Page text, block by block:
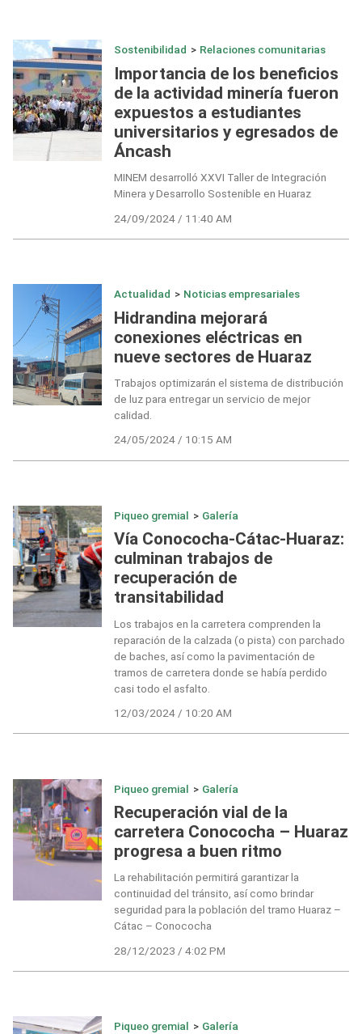
Sostenibilidad > Relaciones comunitarias
Importancia de los beneficios
de la actividad minería fueron
expuestos a estudiantes
universitarios y egresados de
Áncash
MINEM desarrolló XXVI Taller de Integración
Minera y Desarrollo Sostenible en Huaraz
24/09/2024 / 11:40 AM
Actualidad > Noticias empresariales
Hidrandina mejorará
conexiones eléctricas en
nueve sectores de Huaraz
Trabajos optimizarán el sistema de distribución
de luz para entregar un servicio de mejor
calidad.
24/05/2024 / 10:15 AM
Piqueo gremial > Galería
Vía Conococha-Cátac-Huaraz:
culminan trabajos de
recuperación de
transitabilidad
Los trabajos en la carretera comprenden la
reparación de la calzada (o pista) con parchado
de baches, así como la pavimentación de
tramos de carretera donde se había perdido
casi todo el asfalto.
12/03/2024 / 10:20 AM
Piqueo gremial > Galería
Recuperación vial de la
carretera Conococha – Huaraz
progresa a buen ritmo
La rehabilitación permitirá garantizar la
continuidad del tránsito, así como brindar
seguridad para la población del tramo Huaraz –
Cátac – Conococha
28/12/2023 / 4:02 PM
Piqueo gremial > Galería